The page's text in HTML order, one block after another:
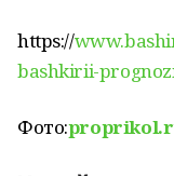
https://
bashkirii-
Фото: